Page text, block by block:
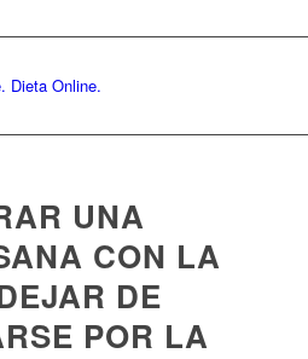
UNA
CON LA
DE
POR LA